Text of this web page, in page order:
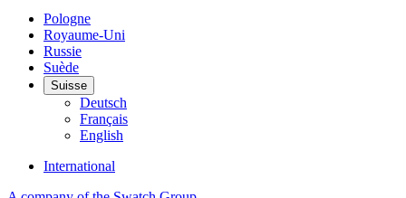
Pologne
Royaume-Uni
Russie
Suède
Suisse
Deutsch
Français
English
International